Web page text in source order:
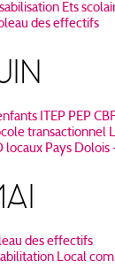
Ets
des effectifs
ITEP PEP
transactionnel
Pays Dolois
des effectifs
Local